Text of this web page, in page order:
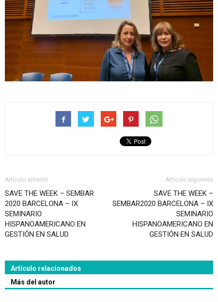
Artículo anterior
SAVE THE WEEK – SEMBAR
2020 BARCELONA – IX
SEMINARIO
HISPANOAMERICANO EN
GESTIÓN EN SALUD
Artículo siguiente
SAVE THE WEEK –
SEMBAR2020 BARCELONA – IX
SEMINARIO
HISPANOAMERICANO EN
GESTIÓN EN SALUD
Artículo relacionados
Más del autor